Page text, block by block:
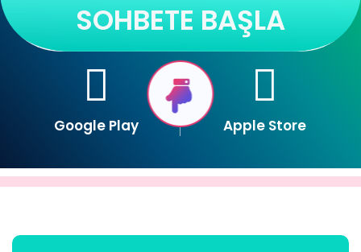
SOHBETE BAŞLA
Google Play Apple Store